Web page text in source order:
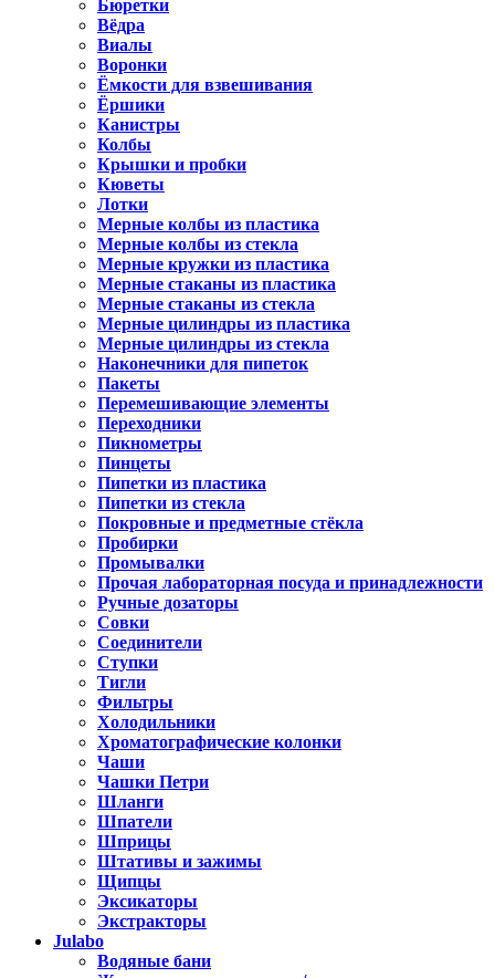
Бюретки
Вёдра
Виалы
Воронки
Ёмкости для взвешивания
Ёршики
Канистры
Колбы
Крышки и пробки
Кюветы
Лотки
Мерные колбы из пластика
Мерные колбы из стекла
Мерные кружки из пластика
Мерные стаканы из пластика
Мерные стаканы из стекла
Мерные цилиндры из пластика
Мерные цилиндры из стекла
Наконечники для пипеток
Пакеты
Перемешивающие элементы
Переходники
Пикнометры
Пинцеты
Пипетки из пластика
Пипетки из стекла
Покровные и предметные стёкла
Пробирки
Промывалки
Прочая лабораторная посуда и принадлежности
Ручные дозаторы
Совки
Соединители
Ступки
Тигли
Фильтры
Холодильники
Хроматографические колонки
Чаши
Чашки Петри
Шланги
Шпатели
Шприцы
Штативы и зажимы
Щипцы
Эксикаторы
Экстракторы
Julabo
Водяные бани